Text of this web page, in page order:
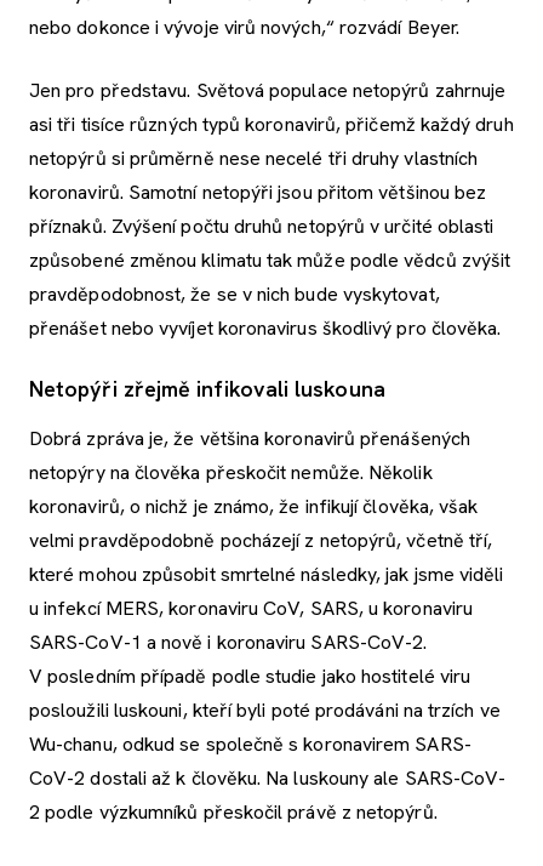
nebo dokonce i vývoje virů nových,“ rozvádí Beyer.
Jen pro představu. Světová populace netopýrů zahrnuje
asi tři tisíce různých typů koronavirů, přičemž každý druh
netopýrů si průměrně nese necelé tři druhy vlastních
koronavirů. Samotní netopýři jsou přitom většinou bez
příznaků. Zvýšení počtu druhů netopýrů v určité oblasti
způsobené změnou klimatu tak může podle vědců zvýšit
pravděpodobnost, že se v nich bude vyskytovat,
přenášet nebo vyvíjet koronavirus škodlivý pro člověka.
Netopýři zřejmě infikovali luskouna
Dobrá zpráva je, že většina koronavirů přenášených
netopýry na člověka přeskočit nemůže. Několik
koronavirů, o nichž je známo, že infikují člověka, však
velmi pravděpodobně pocházejí z netopýrů, včetně tří,
které mohou způsobit smrtelné následky, jak jsme viděli
u infekcí MERS, koronaviru CoV, SARS, u koronaviru
SARS-CoV-1 a nově i koronaviru SARS-CoV-2.
V posledním případě podle studie jako hostitelé viru
posloužili luskouni, kteří byli poté prodáváni na trzích ve
Wu-chanu, odkud se společně s koronavirem SARS-
CoV-2 dostali až k člověku. Na luskouny ale SARS-CoV-
2 podle výzkumníků přeskočil právě z netopýrů.